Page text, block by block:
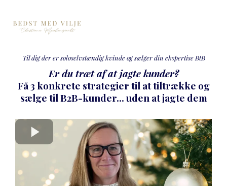
Til dig der er soloselvstændig kvinde og sælger din ekspertise BtB
Er du træt af at jagte kunder?
Få 3 konkrete strategier til at tiltrække og
sælge til B2B-kunder... uden at jagte dem